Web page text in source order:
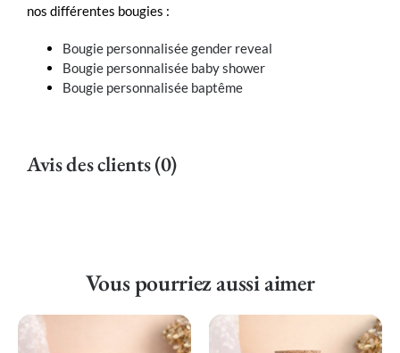
nos différentes bougies :
Bougie personnalisée gender reveal
Bougie personnalisée baby shower
Bougie personnalisée baptême
Avis des clients (0)
Vous pourriez aussi aimer